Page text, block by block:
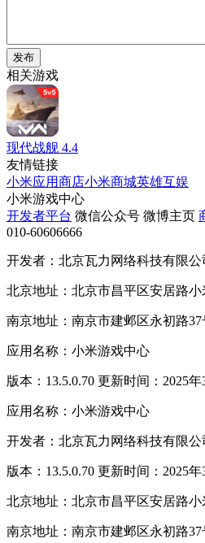
发布
相关游戏
现代战舰 4.4
友情链接
小米应用商店小米商城英雄互娱
小米游戏中心
开发者平台 微信公众号 微博主页
010-60606666
开发者：北京瓦力网络科技有限公
北京地址：北京市昌平区安居路小
南京地址：南京市建邺区永初路
应用名称：小米游戏中心
版本：13.5.0.70 更新时间：2025年
应用名称：小米游戏中心
开发者：北京瓦力网络科技有限公
版本：13.5.0.70 更新时间：2025年
北京地址：北京市昌平区安居路小
南京地址：南京市建邺区永初路